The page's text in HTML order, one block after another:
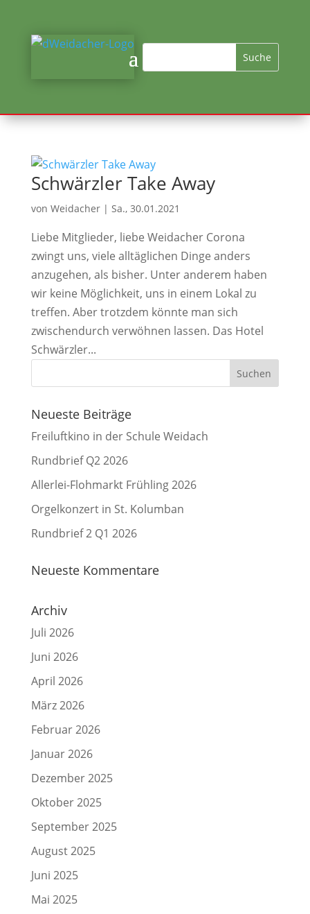
Schwärzler Take Away
von Weidacher| Sa., 30.01.2021
Liebe Mitglieder, liebe Weidacher Corona
zwingt uns, viele alltäglichen Dinge anders
anzugehen, als bisher. Unter anderem haben
wir keine Möglichkeit, uns in einem Lokal zu
treffen. Aber trotzdem könnte man sich
zwischendurch verwöhnen lassen. Das Hotel
Schwärzler...
Neueste Beiträge
Freiluftkino in der Schule Weidach
Rundbrief Q2 2026
Allerlei-Flohmarkt Frühling 2026
Orgelkonzert in St. Kolumban
Rundbrief 2 Q1 2026
Neueste Kommentare
Archiv
Juli 2026
Juni 2026
April 2026
März 2026
Februar 2026
Januar 2026
Dezember 2025
Oktober 2025
September 2025
August 2025
Juni 2025
Mai 2025